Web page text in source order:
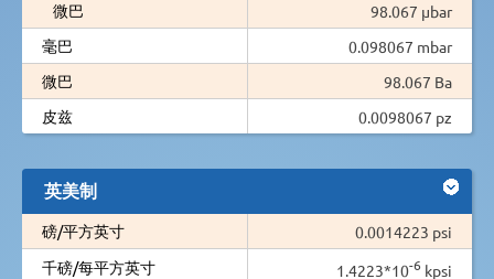
微巴
98.067 µbar
毫巴
0.098067 mbar
微巴
98.067 Ba
皮兹
0.0098067 pz
英美制
磅/平方英寸
0.0014223 psi
千磅/每平方英寸
1.4223*10-6 kpsi